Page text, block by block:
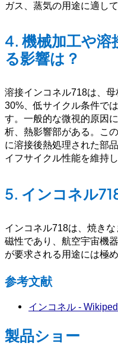
ガス、蒸気の用途に適して
4. 機械加工や溶
る影響は？
溶接インコネル718は、
30%、低サイクル条件で
す。一般的な微視的原因
析、熱影響部がある。こ
に溶接後熱処理された部
イフサイクル性能を維持し
5. インコネル
インコネル718は、焼き
磁性であり、航空宇宙機
が要求される用途には極
参考文献
インコネル -
製品ショー